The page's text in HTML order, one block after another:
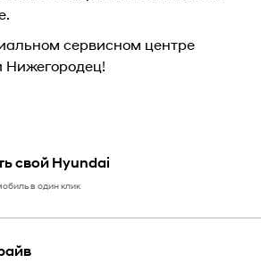
сервисном центре
Нижегородец!
свой Hyundai
в один клик